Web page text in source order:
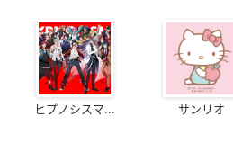
ヒプノシスマ... サンリオ